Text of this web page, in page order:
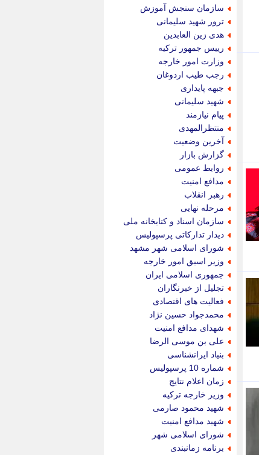
سازمان سنجش آموزش
ترور شهید سلیمانی
هدی زین العابدین
رییس جمهور ترکیه
وزارت امور خارجه
رجب طیب اردوغان
جبهه پایداری
شهید سلیمانی
پیام نیازمند
منتظرالمهدی
آخرین وضعیت
گزارش بازار
روابط عمومی
مدافع امنیت
رهبر انقلاب
مرحله نهایی
سازمان اسناد و کتابخانه ملی
دیدار تدارکاتی پرسپولیس
شورای اسلامی شهر مشهد
وزیر اسبق امور خارجه
جمهوری اسلامی ایران
تجلیل از خبرنگاران
فعالیت های اقتصادی
محمدجواد حسین نژاد
شهدای مدافع امنیت
علی بن موسی الرضا
بنیاد ایرانشناسی
شماره 10 پرسپولیس
زمان اعلام نتایج
وزیر خارجه ترکیه
شهید محمود صارمی
شهید مدافع امنیت
شورای اسلامی شهر
برنامه زمانبندی